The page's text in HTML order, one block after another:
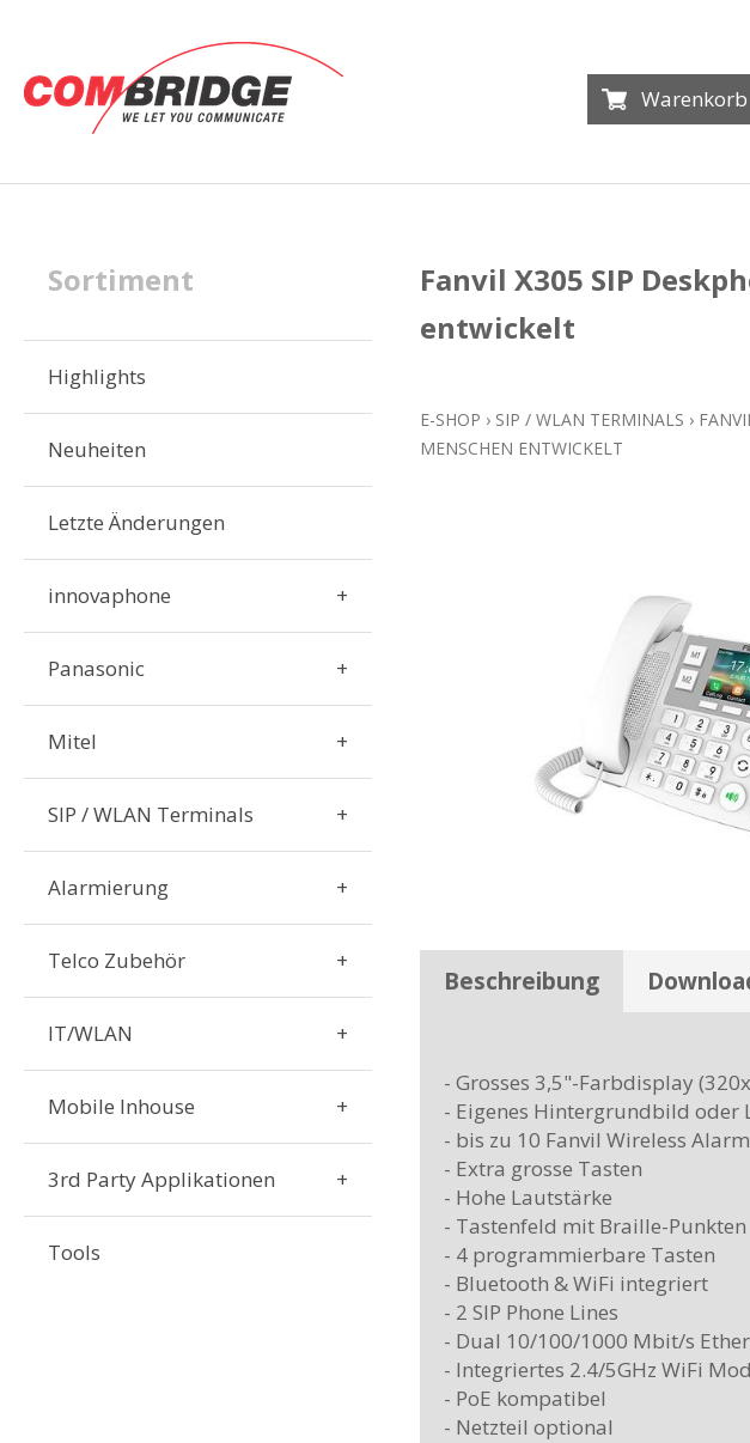
Warenkorb
Sortiment
Highlights
Neuheiten
Letzte Änderungen
innovaphone
Panasonic
Mitel
SIP / WLAN Terminals
Alarmierung
Telco Zubehör
IT/WLAN
Mobile Inhouse
3rd Party Applikationen
Tools
Fanvil X305 SIP
entwickelt
E-SHOP › SIP / WLAN TERMINALS ›
MENSCHEN ENTWICKELT
Beschreibung
- Grosses 3,5"-Farbdisplay
- Eigenes Hintergrundbild oder
- bis zu 10 Fanvil Wireless
- Extra grosse Tasten
- Hohe Lautstärke
- Tastenfeld mit Braille-Punkten
- 4 programmierbare Tasten
- Bluetooth & WiFi integriert
- 2 SIP Phone Lines
- Dual 10/100/1000 Mbit/s
- Integriertes 2.4/5GHz WiFi
- PoE kompatibel
- Netzteil optional